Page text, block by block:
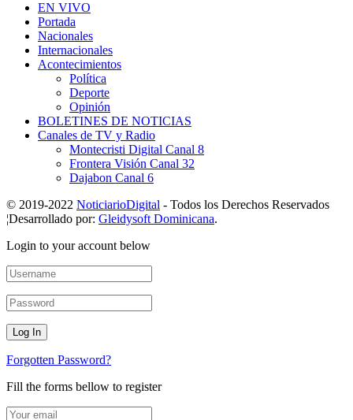
EN VIVO
Portada
Nacionales
Internacionales
Acontecimientos
Política
Deporte
Opinión
BOLETINES DE NOTICIAS
Canales de TV y Radio
Montecristi Digital Canal 8
Frontera Visión Canal 32
Dajabon Canal 6
© 2019-2022 NoticiarioDigital - Todos los Derechos Reservados
¦Desarrollado por: Gleidysoft Dominicana.
Login to your account below
Forgotten Password?
Fill the forms bellow to register